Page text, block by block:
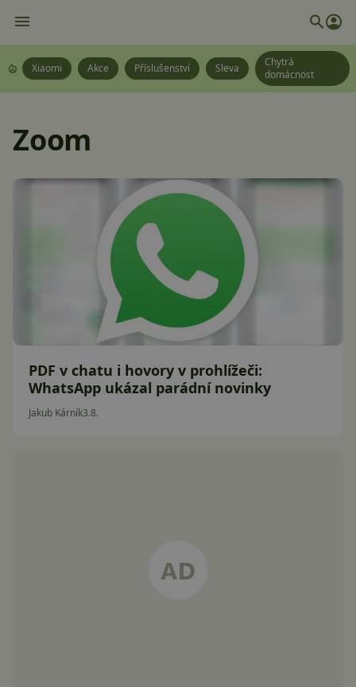
Xiaomi Akce Příslušenství Sleva
Chytrá
domácnost
Zoom
PDF v chatu i hovory v prohlížeči:
WhatsApp ukázal parádní novinky
Jakub Kárník3.8.